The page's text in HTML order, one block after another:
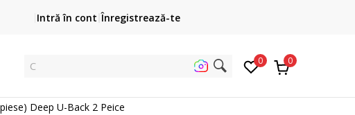
Cumpără acum, plateste mai târziu
3 rate fără dobândă fără card de credit cu Klarna
Intră în cont Înregistrează-te
Cauta 0 0
Deep U-Back 2 Peice